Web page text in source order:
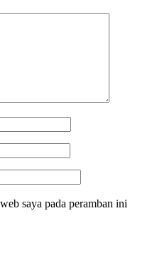
saya pada peramban ini